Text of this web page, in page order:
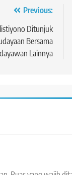
Previous:
Ditunjuk
Bersama
Lainnya